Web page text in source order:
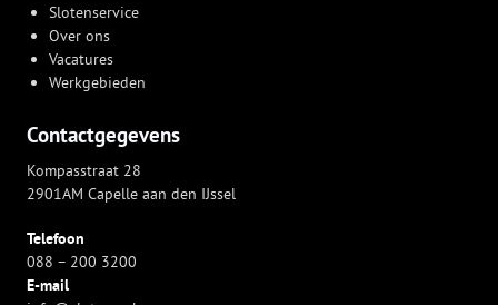
Slotenservice
Over ons
Vacatures
Werkgebieden
Contactgegevens
Kompasstraat 28
2901AM Capelle aan den IJssel
Telefoon
088 – 200 3200
E-mail